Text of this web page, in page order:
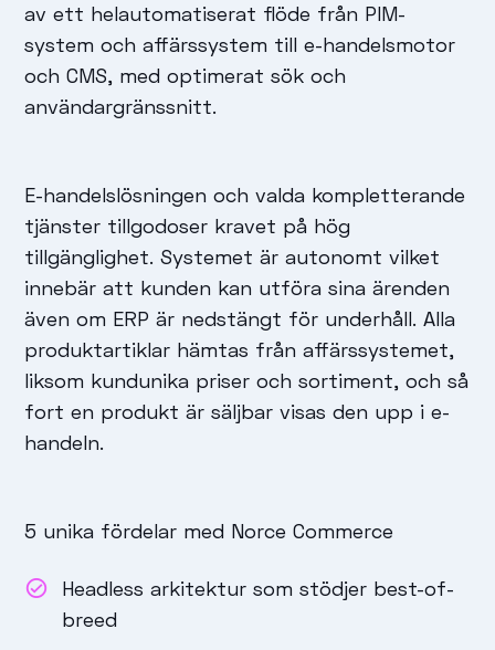
av ett helautomatiserat flöde från PIM-
system och affärssystem till e-handelsmotor
och CMS, med optimerat sök och
användargränssnitt.
E-handelslösningen och valda kompletterande
tjänster tillgodoser kravet på hög
tillgänglighet. Systemet är autonomt vilket
innebär att kunden kan utföra sina ärenden
även om ERP är nedstängt för underhåll. Alla
produktartiklar hämtas från affärssystemet,
liksom kundunika priser och sortiment, och så
fort en produkt är säljbar visas den upp i e-
handeln.
5 unika fördelar med Norce Commerce
Headless arkitektur som stödjer best-of-
breed